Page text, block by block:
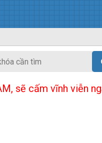
sẽ cấm vĩnh viễn